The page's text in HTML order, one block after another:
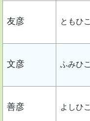
友彦 ともひこ
文彦 ふみひこ
善彦 よしひこ